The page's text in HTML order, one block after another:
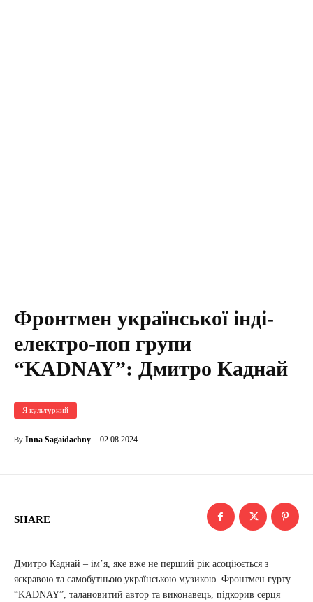
Фронтмен української інді-
електро-поп групи
“KADNAY”: Дмитро Каднай
Я культурний
By Inna Sagaidachny 02.08.2024
SHARE
Дмитро Каднай – ім’я, яке вже не перший рік асоціюється з
яскравою та самобутньою українською музикою. Фронтмен гурту
“KADNAY”, талановитий автор та виконавець, підкорив серця